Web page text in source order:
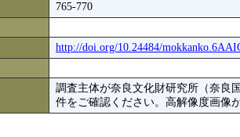
765-770
http://doi.org/10.24484/
調査主体が奈良文化財研究所（奈良
件をご確認ください。高解像度画像